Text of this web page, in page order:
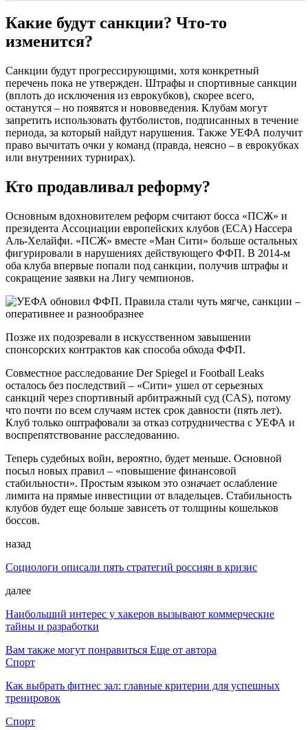
Какие будут санкции? Что-то
изменится?
Санкции будут прогрессирующими, хотя конкретный
перечень пока не утвержден. Штрафы и спортивные санкции
(вплоть до исключения из еврокубков), скорее всего,
останутся – но появятся и нововведения. Клубам могут
запретить использовать футболистов, подписанных в течение
периода, за который найдут нарушения. Также УЕФА получит
право вычитать очки у команд (правда, неясно – в еврокубках
или внутренних турнирах).
Кто продавливал реформу?
Основным вдохновителем реформ считают босса «ПСЖ» и
президента Ассоциации европейских клубов (ECA) Нассера ​​
Аль-Хелайфи. «ПСЖ» вместе «Ман Сити» больше остальных
фигурировали в нарушениях действующего ФФП. В 2014-м
оба клуба впервые попали под санкции, получив штрафы и
сокращение заявки на Лигу чемпионов.
Позже их подозревали в искусственном завышении
спонсорских контрактов как способа обхода ФФП.
Совместное расследование Der Spiegel и Football Leaks
осталось без последствий – «Сити» ушел от серьезных
санкций через спортивный арбитражный суд (CAS), потому
что почти по всем случаям истек срок давности (пять лет).
Клуб только оштрафовали за отказ сотрудничества с УЕФА и
воспрепятствование расследованию.
Теперь судебных войн, вероятно, будет меньше. Основной
посыл новых правил – «повышение финансовой
стабильности». Простым языком это означает ослабление
лимита на прямые инвестиции от владельцев. Стабильность
клубов будет еще больше зависеть от толщины кошельков
боссов.
назад
Социологи описали пять стратегий россиян в кризис
далее
Наибольший интерес у хакеров вызывают коммерческие
тайны и разработки
Вам также могут понравиться Еще от автора
Спорт
Как выбрать фитнес зал: главные критерии для успешных
тренировок
Спорт